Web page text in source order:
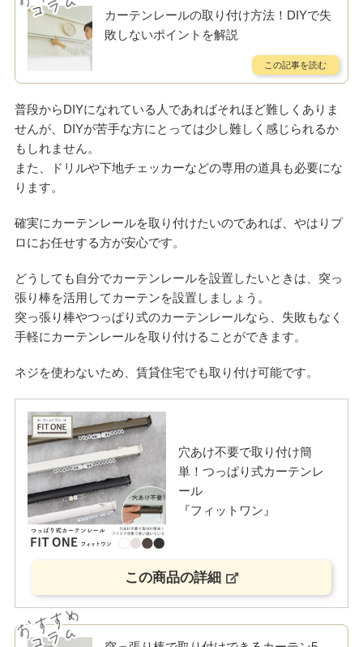
カーテンレールの取り付け方法！DIYで失
敗しないポイントを解説
普段からDIYになれている人であればそれほど難しくありま
せんが、DIYが苦手な方にとっては少し難しく感じられるか
もしれません。
また、ドリルや下地チェッカーなどの専用の道具も必要にな
ります。
確実にカーテンレールを取り付けたいのであれば、やはりプ
ロにお任せする方が安心です。
どうしても自分でカーテンレールを設置したいときは、突っ
張り棒を活用してカーテンを設置しましょう。
突っ張り棒やつっぱり式のカーテンレールなら、失敗もなく
手軽にカーテンレールを取り付けることができます。
ネジを使わないため、賃貸住宅でも取り付け可能です。
穴あけ不要で取り付け簡
単！つっぱり式カーテンレ
ール
『フィットワン』
この商品の詳細